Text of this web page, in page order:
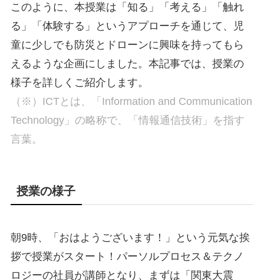
このように、本授業は「知る」「考える」「触れ
る」「体験する」というアプローチを通じて、児
童に少しでも防災とドローンに興味を持ってもら
えるような企画にしました。本記事では、授業の
様子を詳しくご紹介します。
（※）ICTとは、「Information and Communication
Technology」の略称で、「情報通信技術」を指す
言葉。
授業の様子
朝9時、「おはようございます！」という元気な挨
拶で授業がスタート！パーソルプロセス＆テクノ
ロジーの社員が講師となり、まずは「関東大震